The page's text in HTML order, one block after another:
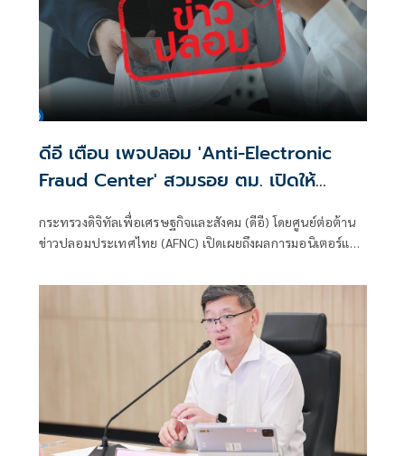
ดีอี เตือน เพจปลอม 'Anti-Electronic
Fraud Center' สวมรอย ตม. เปิดให้
ติดตามรับเงินคืนจาก 'สแกมเมอร์' ระวัง
สูญเงิน-ข้อมูลส่วนบุคคล
กระทรวงดิจิทัลเพื่อเศรษฐกิจและสังคม (ดีอี) โดยศูนย์ต่อต้าน
ข่าวปลอมประเทศไทย (AFNC) เปิดเผยถึงผลการมอนิเตอร์และ
ปัญหาภัยความมั่นคงและภัยทางสังคมของนายไชยชนก ชิดชอบ
รัฐมนตรีว่าการกระทรวงดิจิทัลเพื่อเศรษฐกิจและสังคม (ดีอี)
โดยยกระดับความสำคัญเรื่องการสร้างความตระหนักรู้เท่าทัน
ภัยอาชญากรรมทางเทคโนโลยี ข่าวปลอม และข้อมูลบิดเบือน